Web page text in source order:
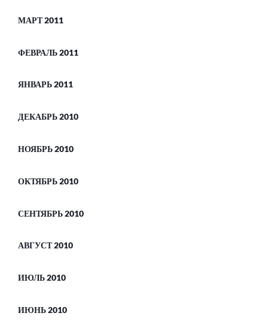
МАРТ 2011
ФЕВРАЛЬ 2011
ЯНВАРЬ 2011
ДЕКАБРЬ 2010
НОЯБРЬ 2010
ОКТЯБРЬ 2010
СЕНТЯБРЬ 2010
АВГУСТ 2010
ИЮЛЬ 2010
ИЮНЬ 2010